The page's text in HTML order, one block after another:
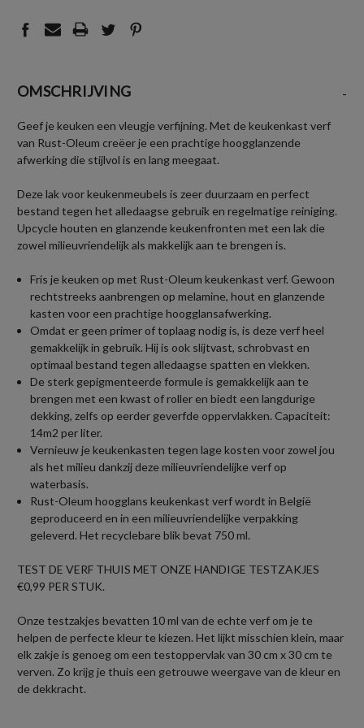
OMSCHRIJVING -
Geef je keuken een vleugje verfijning. Met de keukenkast verf
van Rust-Oleum creëer je een prachtige hoogglanzende
afwerking die stijlvol is en lang meegaat.
Deze lak voor keukenmeubels is zeer duurzaam en perfect
bestand tegen het alledaagse gebruik en regelmatige reiniging.
Upcycle houten en glanzende keukenfronten met een lak die
zowel milieuvriendelijk als makkelijk aan te brengen is.
Fris je keuken op met Rust-Oleum keukenkast verf. Gewoon
rechtstreeks aanbrengen op melamine, hout en glanzende
kasten voor een prachtige hoogglansafwerking.
Omdat er geen primer of toplaag nodig is, is deze verf heel
gemakkelijk in gebruik. Hij is ook slijtvast, schrobvast en
optimaal bestand tegen alledaagse spatten en vlekken.
De sterk gepigmenteerde formule is gemakkelijk aan te
brengen met een kwast of roller en biedt een langdurige
dekking, zelfs op eerder geverfde oppervlakken. Capaciteit:
14m2 per liter.
Vernieuw je keukenkasten tegen lage kosten voor zowel jou
als het milieu dankzij deze milieuvriendelijke verf op
waterbasis.
Rust-Oleum hoogglans keukenkast verf wordt in België
geproduceerd en in een milieuvriendelijke verpakking
geleverd. Het recyclebare blik bevat 750 ml.
TEST DE VERF THUIS MET ONZE HANDIGE TESTZAKJES
€0,99 PER STUK.
Onze testzakjes bevatten 10 ml van de echte verf om je te
helpen de perfecte kleur te kiezen. Het lijkt misschien klein, maar
elk zakje is genoeg om een testoppervlak van 30 cm x 30 cm te
verven. Zo krijg je thuis een getrouwe weergave van de kleur en
de dekkracht.